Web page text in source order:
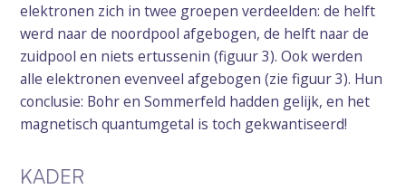
elektronen zich in twee groepen verdeelden: de helft
werd naar de noordpool afgebogen, de helft naar de
zuidpool en niets ertussenin (figuur 3). Ook werden
alle elektronen evenveel afgebogen (zie figuur 3). Hun
conclusie: Bohr en Sommerfeld hadden gelijk, en het
magnetisch quantumgetal is toch gekwantiseerd!
KADER